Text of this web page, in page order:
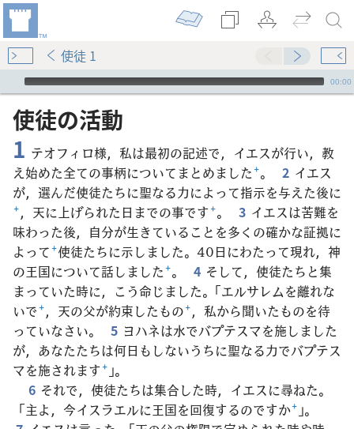
使徒 1
Audio Player
00:00
使徒​の​活動
1 テオフィロ様，私は最初の記述で，イエスが行い，教
え始めた全ての事柄についてまとめました+。 2 イエス
が，選んだ使徒たちに聖なる力によって指示を与えた後に
+，天に上げられた日までの事です+。 3 イエスは苦難を
味わった後，自分が生きていることを多くの確かな証拠に
よって+使徒たちに示しました。40日にわたって現れ，神
の王国について話しました+。 4 そして，使徒たちと集
まっていた時に，こう命じました。「エルサレムを離れな
いで+，天の父が約束したもの+，私から聞いたものを待
っていなさい。
5 ヨハネは水でバプテスマを施しました
が，あなたたちは何日もしないうちに聖なる力でバプテス
マを施されます+ 」。
6 それで，使徒たちは集合した時，イエスに尋ねた。
「主よ，今イスラエルに王国を回復するのですか+ 」。